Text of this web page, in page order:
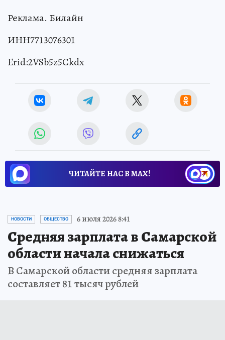
Реклама. Билайн
ИНН7713076301
Erid:2VSb5z5Ckdx
ЧИТАЙТЕ НАС В МАХ!
НОВОСТИ ОБЩЕСТВО 6 июля 2026 8:41
Средняя зарплата в Самарской
области начала снижаться
В Самарской области средняя зарплата
составляет 81 тысяч рублей